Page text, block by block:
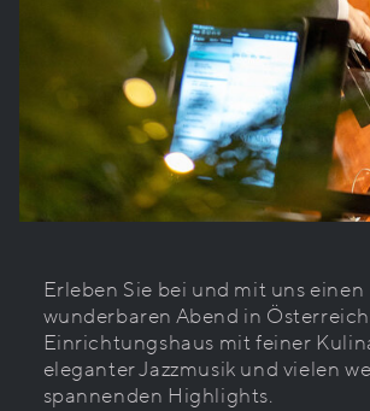
Erleben Sie bei und mit uns einen
wunderbaren Abend in
Einrichtungshaus mit feiner
eleganter Jazzmusik und vielen
spannenden Highlights.